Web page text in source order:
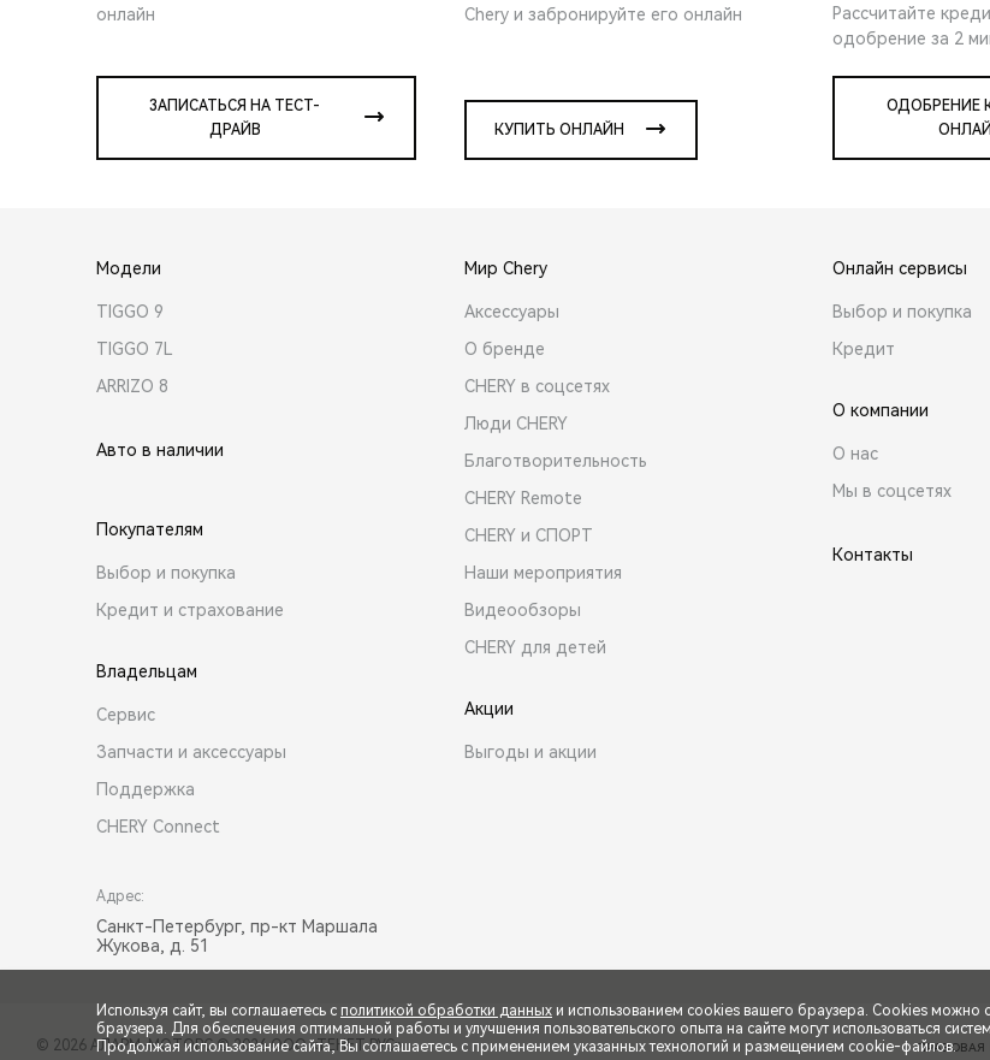
онлайн
ЗАПИСАТЬСЯ НА ТЕСТ-
ДРАЙВ
Chery и забронируйте его онлайн
КУПИТЬ ОНЛАЙН
Рассчитайте
одобрение за 2
ОДОБРЕНИЕ
Модели
TIGGO 9
TIGGO 7L
ARRIZO 8
Авто в наличии
Покупателям
Выбор и покупка
Кредит и страхование
Владельцам
Сервис
Запчасти и аксессуары
Поддержка
CHERY Connect
Мир Chery
Аксессуары
О бренде
CHERY в соцсетях
Люди CHERY
Благотворительность
CHERY Remote
CHERY и СПОРТ
Наши мероприятия
Видеообзоры
CHERY для детей
Акции
Выгоды и акции
Онлайн сервисы
Выбор и покупка
Кредит
О компании
О нас
Мы в соцсетях
Контакты
Адрес:
Санкт-Петербург, пр-кт Маршала
Жукова, д. 51
© 2026 АЛАРМ-МОТОРС © 2026 ООО «ТЕНЕТ РУС»
Используя сайт, вы соглашаетесь с политикой обработки данных и использованием cookies вашего браузера. Cookies можно
браузера. Для обеспечения оптимальной работы и улучшения пользовательского опыта на сайте могут использоваться
Продолжая использование сайта, Вы соглашаетесь с применением указанных технологий и размещением cookie-файлов.